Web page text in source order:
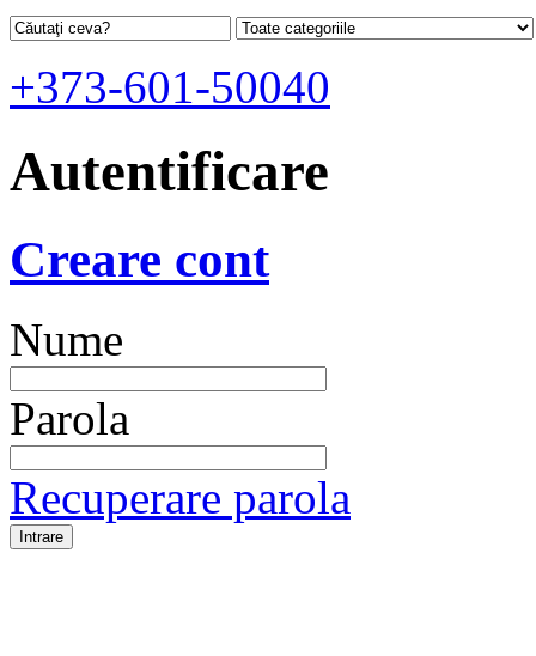
+373-601-50040
Autentificare
Creare cont
Nume
Parola
Recuperare parola